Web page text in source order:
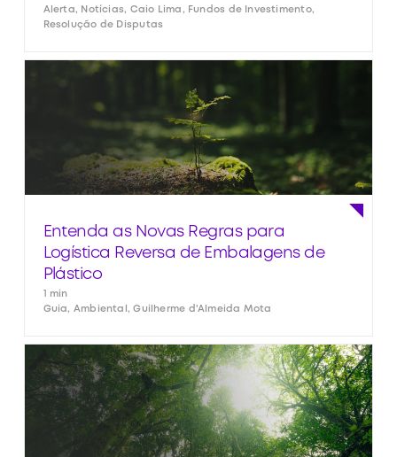
Alerta, Notícias, Caio Lima, Fundos de Investimento,
Resolução de Disputas
Entenda as Novas Regras para
Logística Reversa de Embalagens de
Plástico
1 min
Guia, Ambiental, Guilherme d'Almeida Mota